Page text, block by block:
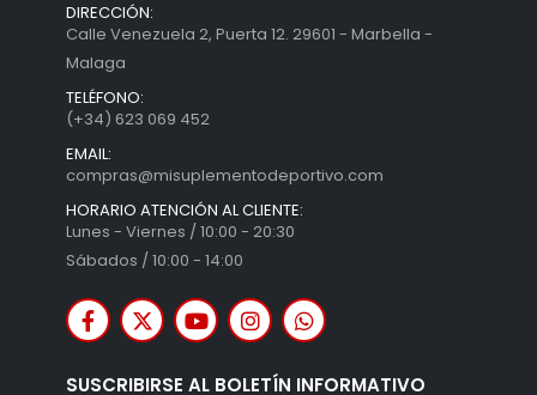
DIRECCIÓN:
Calle Venezuela 2, Puerta 12. 29601 - Marbella -
Malaga
TELÉFONO:
(+34) 623 069 452
EMAIL:
compras@misuplementodeportivo.com
HORARIO ATENCIÓN AL CLIENTE:
Lunes - Viernes / 10:00 - 20:30
Sábados / 10:00 - 14:00
SUSCRIBIRSE AL BOLETÍN INFORMATIVO